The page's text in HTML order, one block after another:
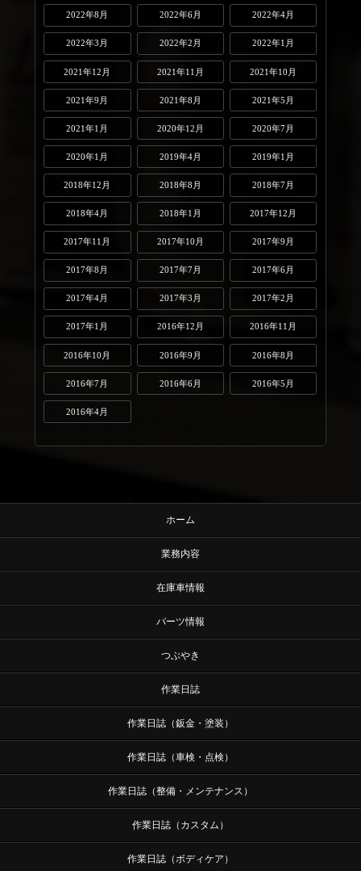
2022年8月 2022年6月 2022年4月
2022年3月 2022年2月 2022年1月
2021年12月 2021年11月 2021年10月
2021年9月 2021年8月 2021年5月
2021年1月 2020年12月 2020年7月
2020年1月 2019年4月 2019年1月
2018年12月 2018年8月 2018年7月
2018年4月 2018年1月 2017年12月
2017年11月 2017年10月 2017年9月
2017年8月 2017年7月 2017年6月
2017年4月 2017年3月 2017年2月
2017年1月 2016年12月 2016年11月
2016年10月 2016年9月 2016年8月
2016年7月 2016年6月 2016年5月
2016年4月
ホーム
業務内容
在庫車情報
パーツ情報
つぶやき
作業日誌
作業日誌（鈑金・塗装）
作業日誌（車検・点検）
作業日誌（整備・メンテナンス）
作業日誌（カスタム）
作業日誌（ボディケア）